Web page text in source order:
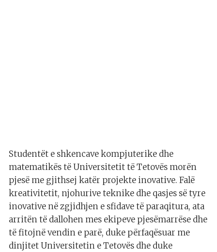
Studentët e shkencave kompjuterike dhe
matematikës të Universitetit të Tetovës morën
pjesë me gjithsej katër projekte inovative. Falë
kreativitetit, njohurive teknike dhe qasjes së tyre
inovative në zgjidhjen e sfidave të paraqitura, ata
arritën të dallohen mes ekipeve pjesëmarrëse dhe
të fitojnë vendin e parë, duke përfaqësuar me
dinjitet Universitetin e Tetovës dhe duke